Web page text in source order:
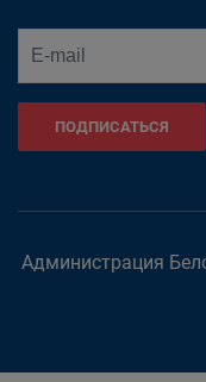
ПОДПИСАТЬСЯ
Администрация